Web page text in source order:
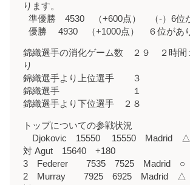
ります。
準優勝 4530 （+600点） （-）6位が
優勝 4930 （+1000点） ６位があり
錦織選手の消化ゲーム数 ２９ ２時間
り
錦織選手より上位選手 ３
錦織選手 １
錦織選手より下位選手 ２８
トップについての参戦状況
Djokovic 15550 15550 Madrid
対 Agut 15640 +180
3 Federer 7535 7525 Madrid ○
2 Murray 7925 6925 Madrid △